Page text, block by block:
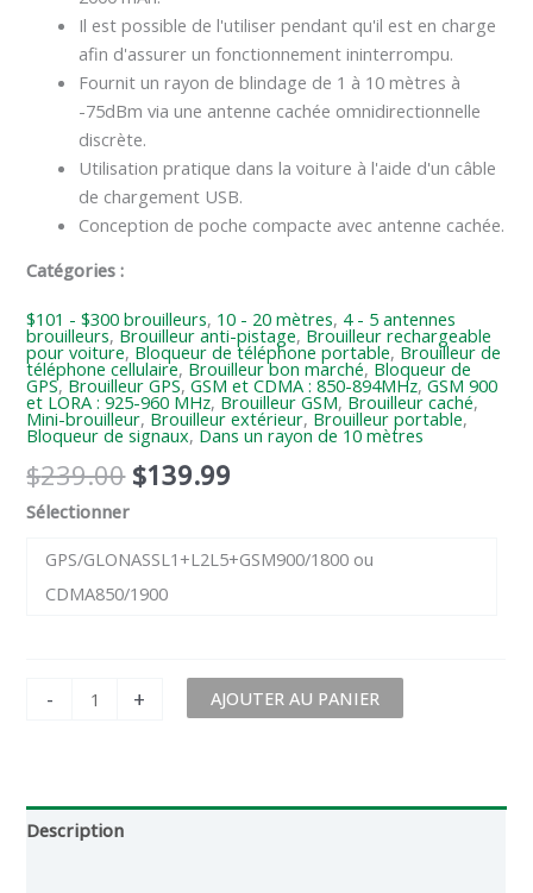
Il est possible de l'utiliser pendant qu'il est en charge
afin d'assurer un fonctionnement ininterrompu.
Fournit un rayon de blindage de 1 à 10 mètres à
-75dBm via une antenne cachée omnidirectionnelle
discrète.
Utilisation pratique dans la voiture à l'aide d'un câble
de chargement USB.
Conception de poche compacte avec antenne cachée.
Catégories :
$101 - $300 brouilleurs, 10 - 20 mètres, 4 - 5 antennes
brouilleurs, Brouilleur anti-pistage, Brouilleur rechargeable
pour voiture, Bloqueur de téléphone portable, Brouilleur de
téléphone cellulaire, Brouilleur bon marché, Bloqueur de
GPS, Brouilleur GPS,GSM et CDMA : 850-894MHz,GSM 900
et LORA : 925-960 MHz, Brouilleur GSM, Brouilleur caché,
Mini-brouilleur, Brouilleur extérieur, Brouilleur portable,
Bloqueur de signaux, Dans un rayon de 10 mètres
$239.00 $139.99
Sélectionner
GPS/GLONASSL1+L2L5+GSM900/1800 ou
CDMA850/1900
- + AJOUTER AU PANIER
Description